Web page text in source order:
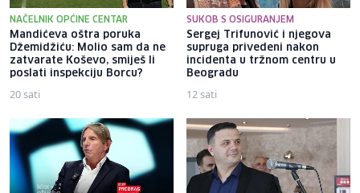
NAČELNIK OPĆINE CENTAR
Mandićeva oštra poruka
Džemidžiću: Molio sam da ne
zatvarate Koševo, smiješ li
poslati inspekciju Borcu?
20 sati
SUKOB S OSIGURANJEM
Sergej Trifunović i njegova
supruga privedeni nakon
incidenta u tržnom centru u
Beogradu
12 sati